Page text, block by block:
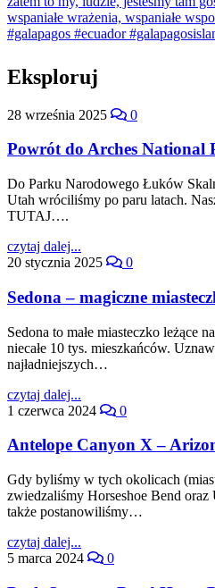
Eksploruj
28 września 2025 0
Powrót do Arches National
Do Parku Narodowego Łuków
Utah wróciliśmy po paru latach.
TUTAJ….
czytaj dalej...
20 stycznia 2025
0
Sedona – magiczne
Sedona to małe miasteczko leżące
niecałe 10 tys. mieszkańców.
najładniejszych…
czytaj dalej...
1 czerwca 2024
0
Antelope Canyon X –
Gdy byliśmy w tych okolicach
zwiedzaliśmy Horseshoe Bend
także postanowiliśmy…
czytaj dalej...
5 marca 2024
0